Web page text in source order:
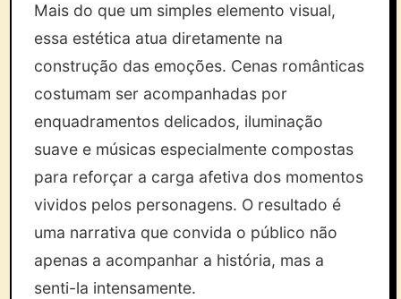
Mais do que um simples elemento visual,
essa estética atua diretamente na
construção das emoções. Cenas românticas
costumam ser acompanhadas por
enquadramentos delicados, iluminação
suave e músicas especialmente compostas
para reforçar a carga afetiva dos momentos
vividos pelos personagens. O resultado é
uma narrativa que convida o público não
apenas a acompanhar a história, mas a
senti-la intensamente.